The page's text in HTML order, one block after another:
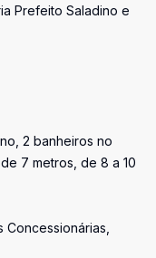
Prefeito Saladino e
2 banheiros no
7 metros, de 8 a 10